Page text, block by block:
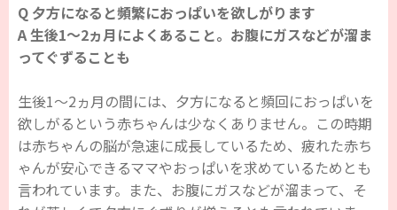
Q 夕方になると頻繁におっぱいを欲しがります
A 生後1～2ヵ月によくあること。お腹にガスなどが溜ま
ってぐずることも
生後1～2ヵ月の間には、夕方になると頻回におっぱいを
欲しがるという赤ちゃんは少なくありません。この時期
は赤ちゃんの脳が急速に成長しているため、疲れた赤ち
ゃんが安心できるママやおっぱいを求めているためとも
言われています。また、お腹にガスなどが溜まって、そ